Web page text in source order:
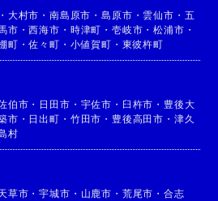
・ 大村市 ・南島原市 ・島原市 ・ 雲仙市 ・ 五
市 ・西海市 ・ 時津町 ・ 壱岐市 ・松浦市 ・
町 ・佐々町 ・ 小値賀町 ・ 東彼杵町
伯市 ・ 日田市 ・ 宇佐市 ・ 臼杵市 ・ 豊後大
市 ・ 日出町 ・ 竹田市 ・ 豊後高田市 ・ 津久
村
草市 ・宇城市 ・ 山鹿市 ・ 荒尾市 ・ 合志